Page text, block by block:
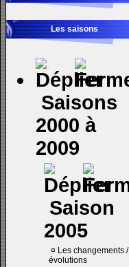
Les saisons
Saisons
2000 à
2009
Saison
2005
¤ Les changements /
évolutions